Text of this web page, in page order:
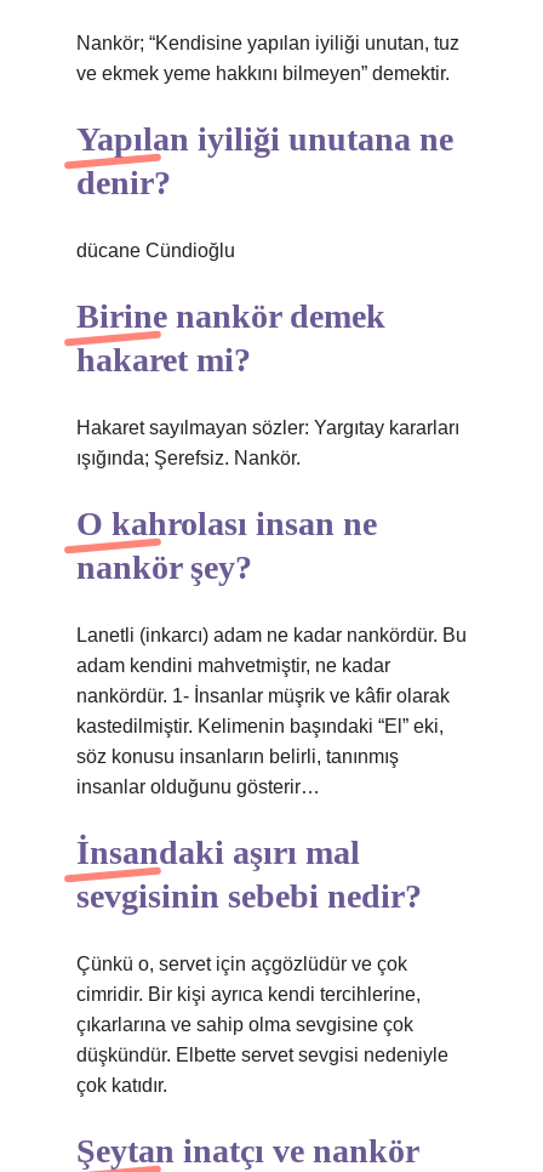
Nankör; “Kendisine yapılan iyiliği unutan, tuz
ve ekmek yeme hakkını bilmeyen” demektir.
Yapılan iyiliği unutana ne
denir?
dücane Cündioğlu
Birine nankör demek
hakaret mi?
Hakaret sayılmayan sözler: Yargıtay kararları
ışığında; Şerefsiz. Nankör.
O kahrolası insan ne
nankör şey?
Lanetli (inkarcı) adam ne kadar nankördür. Bu
adam kendini mahvetmiştir, ne kadar
nankördür. 1- İnsanlar müşrik ve kâfir olarak
kastedilmiştir. Kelimenin başındaki “El” eki,
söz konusu insanların belirli, tanınmış
insanlar olduğunu gösterir…
İnsandaki aşırı mal
sevgisinin sebebi nedir?
Çünkü o, servet için açgözlüdür ve çok
cimridir. Bir kişi ayrıca kendi tercihlerine,
çıkarlarına ve sahip olma sevgisine çok
düşkündür. Elbette servet sevgisi nedeniyle
çok katıdır.
Şeytan inatçı ve nankör